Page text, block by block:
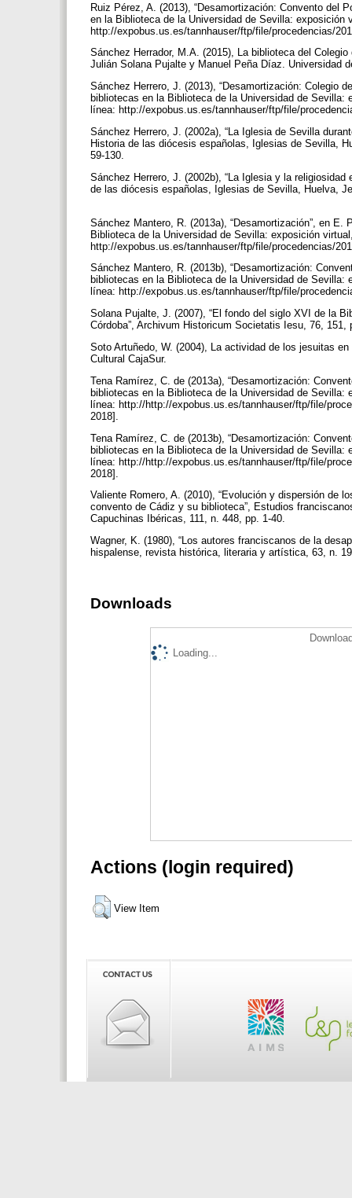
Ruiz Pérez, A. (2013), “Desamortización: Convento del
en la Biblioteca de la Universidad de Sevilla:
http://expobus.us.es/tannhauser/ftp/file/procedencias/
Sánchez Herrador, M.A. (2015), La biblioteca del
Julián Solana Pujalte y Manuel Peña Díaz. Universidad
Sánchez Herrero, J. (2013), “Desamortización: Colegio
bibliotecas en la Biblioteca de la Universidad de
línea: http://expobus.us.es/tannhauser/ftp/file/
Sánchez Herrero, J. (2002a), “La Iglesia de Sevilla
Historia de las diócesis españolas, Iglesias de Sevilla,
59-130.
Sánchez Herrero, J. (2002b), “La Iglesia y la
de las diócesis españolas, Iglesias de Sevilla, Huelva,
Sánchez Mantero, R. (2013a), “Desamortización”, en
Biblioteca de la Universidad de Sevilla: exposición
http://expobus.us.es/tannhauser/ftp/file/procedencias/
Sánchez Mantero, R. (2013b), “Desamortización:
bibliotecas en la Biblioteca de la Universidad de
línea: http://expobus.us.es/tannhauser/ftp/file/
Solana Pujalte, J. (2007), “El fondo del siglo XVI de la
Córdoba”, Archivum Historicum Societatis Iesu, 76, 151,
Soto Artuñedo, W. (2004), La actividad de los jesuitas
Cultural CajaSur.
Tena Ramírez, C. de (2013a), “Desamortización:
bibliotecas en la Biblioteca de la Universidad de
línea: http://http://expobus.us.es/tannhauser/ftp/file/
2018].
Tena Ramírez, C. de (2013b), “Desamortización:
bibliotecas en la Biblioteca de la Universidad de
línea: http://http://expobus.us.es/tannhauser/ftp/file/
2018].
Valiente Romero, A. (2010), “Evolución y dispersión de
convento de Cádiz y su biblioteca”, Estudios
Capuchinas Ibéricas, 111, n. 448, pp. 1-40.
Wagner, K. (1980), “Los autores franciscanos de la
hispalense, revista histórica, literaria y artística, 63, n.
Downloads
Loading...
Actions (login required)
View Item